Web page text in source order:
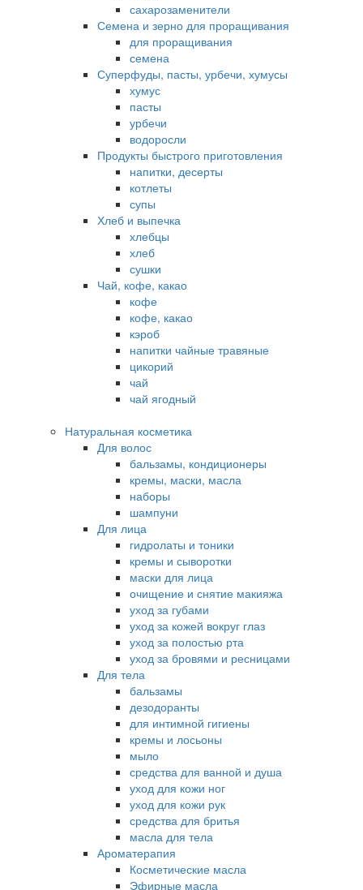
сахарозаменители
Семена и зерно для проращивания
для проращивания
семена
Суперфуды, пасты, урбечи, хумусы
хумус
пасты
урбечи
водоросли
Продукты быстрого приготовления
напитки, десерты
котлеты
супы
Хлеб и выпечка
хлебцы
хлеб
сушки
Чай, кофе, какао
кофе
кофе, какао
кэроб
напитки чайные травяные
цикорий
чай
чай ягодный
Натуральная косметика
Для волос
бальзамы, кондиционеры
кремы, маски, масла
наборы
шампуни
Для лица
гидролаты и тоники
кремы и сыворотки
маски для лица
очищение и снятие макияжа
уход за губами
уход за кожей вокруг глаз
уход за полостью рта
уход за бровями и ресницами
Для тела
бальзамы
дезодоранты
для интимной гигиены
кремы и лосьоны
мыло
средства для ванной и душа
уход для кожи ног
уход для кожи рук
средства для бритья
масла для тела
Ароматерапия
Косметические масла
Эфирные масла